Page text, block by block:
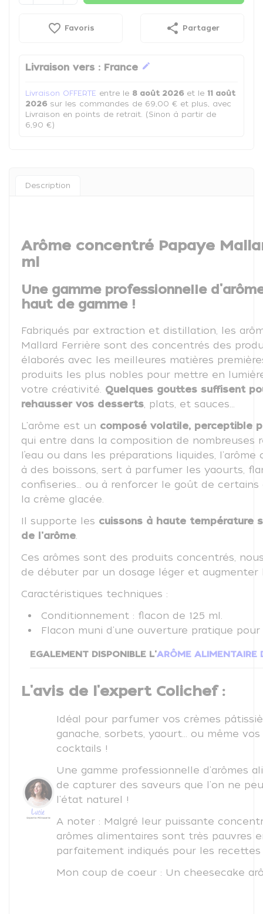
favorite_border Favoris share Partager
Livraison vers : France edit
Livraison OFFERTE entre le 8 août 2026 et le 11 août
2026 sur les commandes de 69,00 € et plus, avec
Livraison en points de retrait. (Sinon à partir de
6,90 €)
Description
Arôme concentré Papaye
ml
Une gamme professionnelle
haut de gamme !
Fabriqués par extraction et distillation, les
Mallard Ferrière sont des concentrés des
élaborés avec les meilleures matières
produits les plus nobles pour mettre en
votre créativité. Quelques gouttes suffisent
rehausser vos desserts, plats, et sauces...
L'arôme est un composé volatile, perceptible
qui entre dans la composition de nombreuses
l’eau ou dans les préparations liquides,
à des boissons, sert à parfumer les yaourts,
confiseries… ou à renforcer le goût de
la crème glacée.
Il supporte les cuissons à haute température
de l'arôme.
Ces arômes sont des produits concentrés,
de débuter par un dosage léger et augmenter
Caractéristiques techniques :
Conditionnement : flacon de 125 ml.
Flacon muni d'une ouverture pratique
EGALEMENT DISPONIBLE L'ARÔME ALIMENTAIRE
L'avis de l'expert Colichef :
Idéal pour parfumer vos crèmes
ganache, sorbets, yaourt... ou même
cocktails !
Une gamme professionnelle d'arômes
de capturer des saveurs que l'on ne
l'état naturel !
A noter : Malgré leur puissante
arômes alimentaires sont très pauvres
parfaitement indiqués pour les
Mon coup de coeur : Un cheesecake